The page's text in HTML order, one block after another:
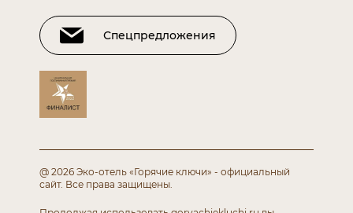
Спецпредложения
@ 2026 Эко-отель «Горячие ключи» - официальный
сайт. Все права защищены.